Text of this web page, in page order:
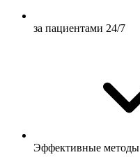
за пациентами 24/7
Эффективные методы